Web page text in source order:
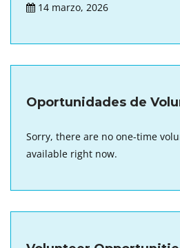
14 marzo, 2026
Oportunidades de
Sorry, there are no one-time
available right now.